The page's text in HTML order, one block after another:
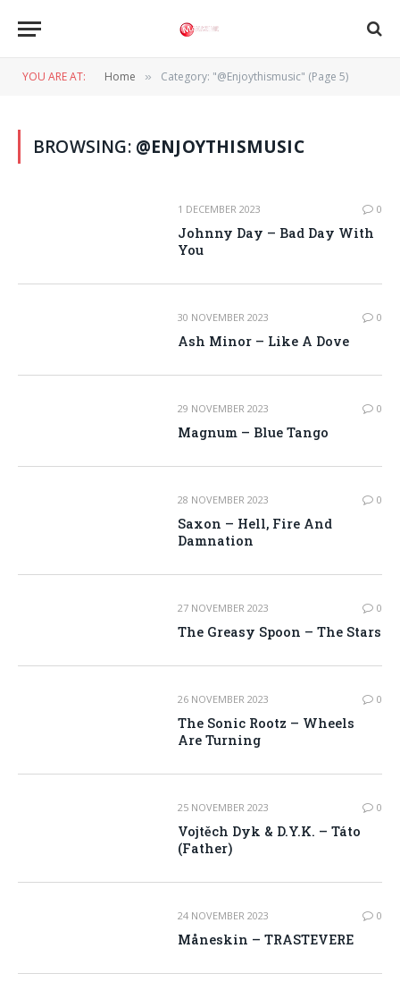
YOU ARE AT: Home » Category: "@Enjoythismusic" (Page 5)
BROWSING: @ENJOYTHISMUSIC
1 DECEMBER 2023 0
Johnny Day – Bad Day With
You
30 NOVEMBER 2023 0
Ash Minor – Like A Dove
29 NOVEMBER 2023 0
Magnum – Blue Tango
28 NOVEMBER 2023 0
Saxon – Hell, Fire And
Damnation
27 NOVEMBER 2023 0
The Greasy Spoon – The Stars
26 NOVEMBER 2023 0
The Sonic Rootz – Wheels
Are Turning
25 NOVEMBER 2023 0
Vojtěch Dyk & D.Y.K. – Táto
(Father)
24 NOVEMBER 2023 0
Måneskin – TRASTEVERE